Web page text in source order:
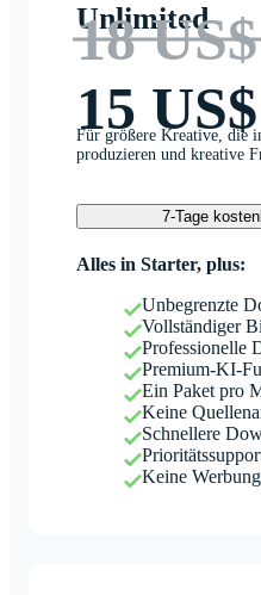
Unlimited
18 US$
15 US$
Für größere Kreative, die
produzieren und kreative
7-Tage
Alles in Starter, plus:
Unbegrenzte
Vollständiger
Professionelle
Premium-KI-
Ein Paket pro
Keine
Schnellere
Keine Werbung